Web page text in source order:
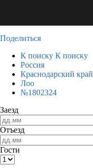
Поделиться
К поиску К поиску
Россия
Краснодарский край
Лоо
№1802324
Заезд
Отъезд
Гости